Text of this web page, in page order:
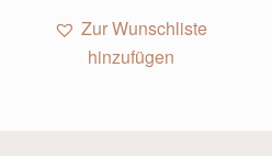
Zur Wunschliste
hinzufügen